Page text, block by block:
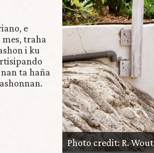
Photo credit: R. Wout
e
traha
i ku
ta haña